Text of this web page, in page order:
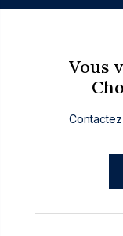
Vous